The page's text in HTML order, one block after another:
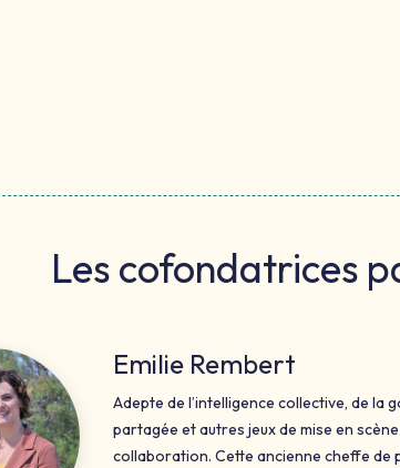
Les cofondatrices
Emilie Rembert
Adepte de l’intelligence collective, de la
partagée et autres jeux de mise en
collaboration. Cette ancienne cheffe de